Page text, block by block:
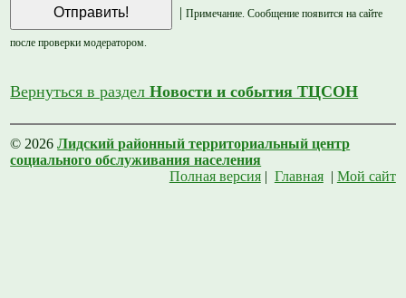
Примечание. Сообщение появится на сайте
после проверки модератором.
Вернуться в разделНовости и события ТЦСОН
© 2026Лидский районный территориальный центр
социального обслуживания населения
Полная версия| Главная| Мой сайт